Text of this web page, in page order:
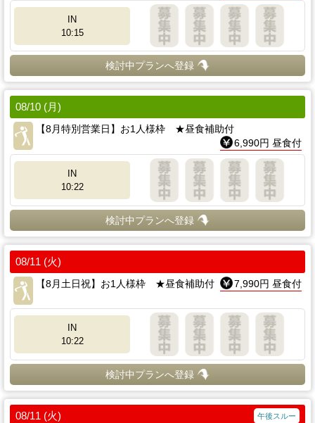
IN
10:15
検討中プランへ登録
08/10 (月)
【8月特別営業日】お1人様枠 ★昼食補助付
6,990円 昼食付
IN
10:22
検討中プランへ登録
08/11 (火)
【8月土日祝】お1人様枠 ★昼食補助付
7,990円 昼食付
IN
10:22
検討中プランへ登録
08/11 (火) 午後スルー